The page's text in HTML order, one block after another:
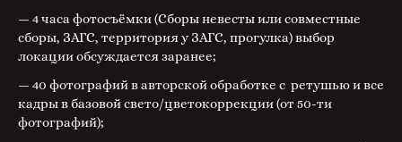
— 4 часа фотосъёмки (Сборы невесты или совместные
сборы, ЗАГС, территория у ЗАГС, прогулка) выбор
локации обсуждается заранее;
— 40 фотографий в авторской обработке с ретушью и все
кадры в базовой свето/цветокоррекции (от 50-ти
фотографий);